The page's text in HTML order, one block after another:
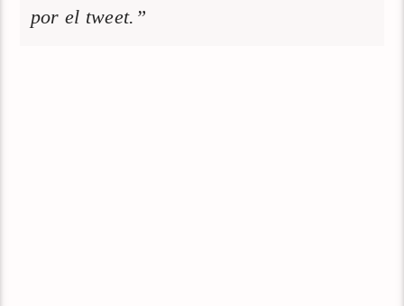
por el tweet.”